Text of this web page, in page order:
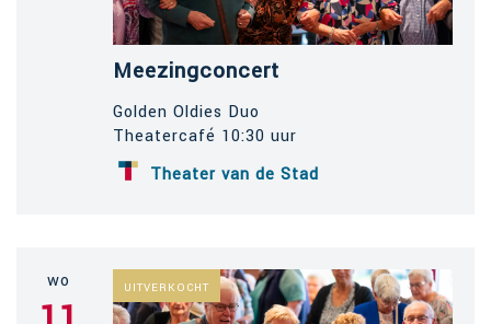
Meezingconcert
Golden Oldies Duo
Theatercafé 10:30 uur
Theater van de Stad
wo UITVERKOCHT